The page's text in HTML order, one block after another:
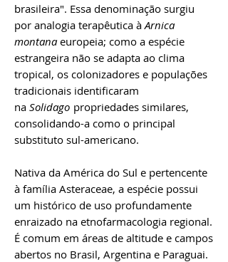
brasileira". Essa denominação surgiu
por analogia terapêutica à Arnica
montanaeuropeia; como a espécie
estrangeira não se adapta ao clima
tropical, os colonizadores e populações
tradicionais identificaram
na Solidago propriedades similares,
consolidando-a como o principal
substituto sul-americano.
Nativa da América do Sul e pertencente
à família Asteraceae, a espécie possui
um histórico de uso profundamente
enraizado na etnofarmacologia regional.
É comum em áreas de altitude e campos
abertos no Brasil, Argentina e Paraguai.